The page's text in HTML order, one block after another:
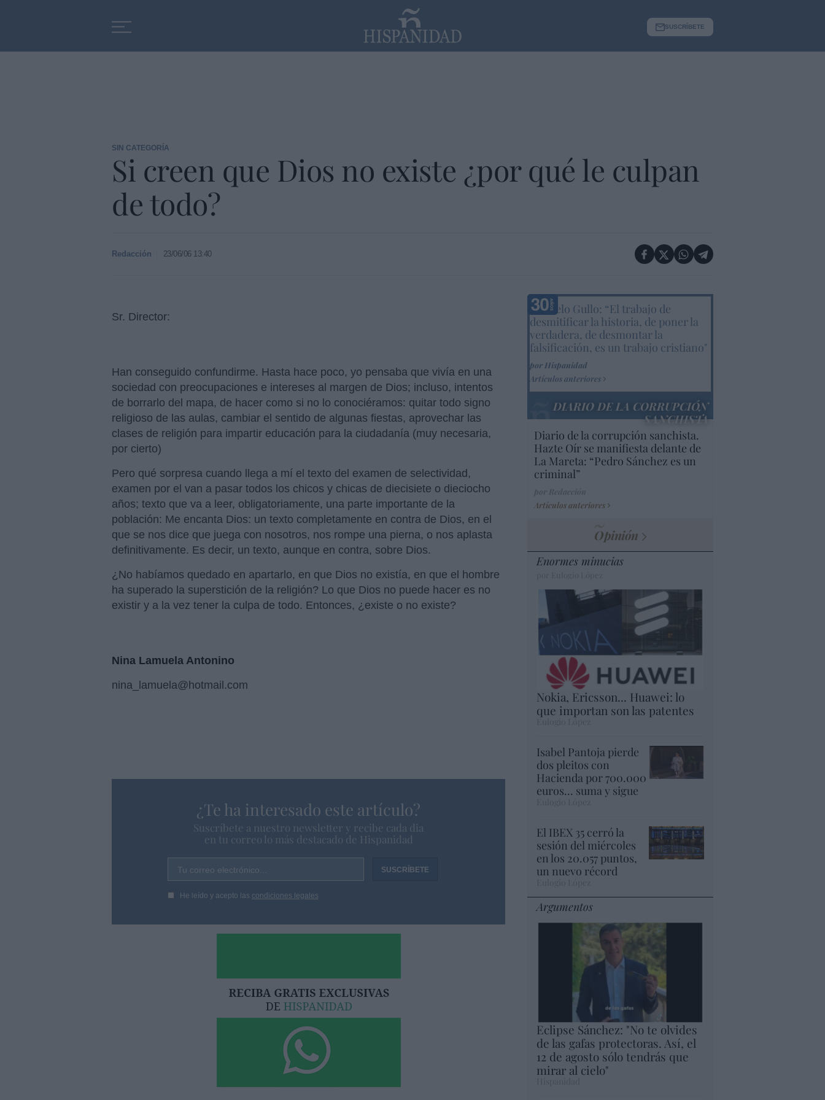
SUSCRÍBETE
SIN CATEGORÍA
Si creen que Dios no existe ¿por qué le culpan
de todo?
Redacción 23/06/06 13:40
Sr. Director:
Han conseguido confundirme. Hasta hace poco, yo pensaba que vivía en una
sociedad con preocupaciones e intereses al margen de Dios; incluso, intentos
de borrarlo del mapa, de hacer como si no lo conociéramos: quitar todo signo
religioso de las aulas, cambiar el sentido de algunas fiestas, aprovechar las
clases de religión para impartir educación para la ciudadanía (muy necesaria,
por cierto)
Pero qué sorpresa cuando llega a mí el texto del examen de selectividad,
examen por el van a pasar todos los chicos y chicas de diecisiete o dieciocho
años; texto que va a leer, obligatoriamente, una parte importante de la
población: Me encanta Dios: un texto completamente en contra de Dios, en el
que se nos dice que juega con nosotros, nos rompe una pierna, o nos aplasta
definitivamente. Es decir, un texto, aunque en contra, sobre Dios.
¿No habíamos quedado en apartarlo, en que Dios no existía, en que el hombre
ha superado la superstición de la religión? Lo que Dios no puede hacer es no
existir y a la vez tener la culpa de todo. Entonces, ¿existe o no existe?
Nina Lamuela Antonino
nina_lamuela@hotmail.com
¿Te ha interesado este artículo?
Suscríbete a nuestro newsletter y recibe cada dia
en tu correo lo más destacado de Hispanidad
Tu correo electrónico...
He leído y acepto las condiciones legales
Marcelo Gullo: “El trabajo de
desmitificar la historia, de poner la
verdadera, de desmontar la
falsificación, es un trabajo cristiano"
por Hispanidad
Artículos anteriores
DIARIO DE LA CORRUPCIÓN
SANCHISTA
Diario de la corrupción sanchista.
Hazte Oír se manifiesta delante de
La Mareta: “Pedro Sánchez es un
criminal”
Artículos anteriores
Opinión
Enormes minucias
Nokia, Ericsson... Huawei: lo
que importan son las patentes
Eulogio López
Isabel Pantoja pierde
dos pleitos con
Hacienda por 700.000
euros... suma y sigue
El IBEX 35 cerró la
sesión del miércoles
en los 20.057 puntos,
un nuevo récord
Argumentos
Eclipse Sánchez: "No te olvides
de las gafas protectoras. Así, el
12 de agosto sólo tendrás que
mirar al cielo"